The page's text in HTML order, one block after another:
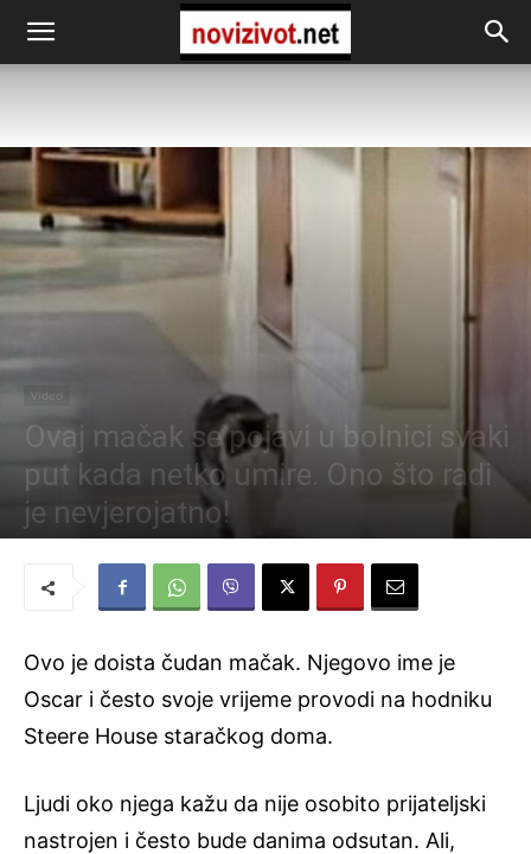
Video
Ovaj mačak se pojavi u bolnici svaki
put kada netko umire. Ono što radi
je nevjerojatno!
Ovo je doista čudan mačak. Njegovo ime je
Oscar i često svoje vrijeme provodi na hodniku
Steere House staračkog doma.
Ljudi oko njega kažu da nije osobito prijateljski
nastrojen i često bude danima odsutan. Ali,